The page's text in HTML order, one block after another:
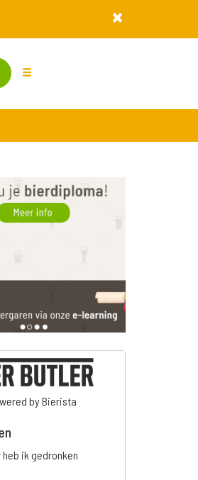
by Bierista
ik gedronken